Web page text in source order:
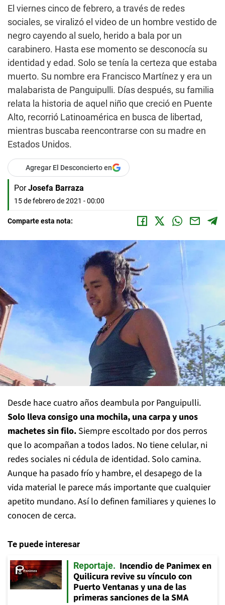
El viernes cinco de febrero, a través de redes
sociales, se viralizó el video de un hombre vestido de
negro cayendo al suelo, herido a bala por un
carabinero. Hasta ese momento se desconocía su
identidad y edad. Solo se tenía la certeza que estaba
muerto. Su nombre era Francisco Martínez y era un
malabarista de Panguipulli. Días después, su familia
relata la historia de aquel niño que creció en Puente
Alto, recorrió Latinoamérica en busca de libertad,
mientras buscaba reencontrarse con su madre en
Estados Unidos.
Agregar El Desconcierto en
Por Josefa Barraza
15 de febrero de 2021 - 00:00
Comparte esta nota:
Desde hace cuatro años deambula por Panguipulli.
Solo lleva consigo una mochila, una carpa y unos
machetes sin filo. Siempre escoltado por dos perros
que lo acompañan a todos lados. No tiene celular, ni
redes sociales ni cédula de identidad. Solo camina.
Aunque ha pasado frío y hambre, el desapego de la
vida material le parece más importante que cualquier
apetito mundano. Así lo definen familiares y quienes lo
conocen de cerca.
Te puede interesar
Reportaje
Incendio de Panimex en
Quilicura revive su vínculo con
Puerto Ventanas y una de las
primeras sanciones de la SMA